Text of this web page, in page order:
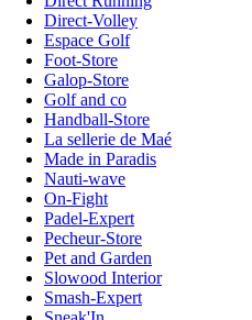
Direct-Volley
Espace Golf
Foot-Store
Galop-Store
Golf and co
Handball-Store
La sellerie de Maé
Made in Paradis
Nauti-wave
On-Fight
Padel-Expert
Pecheur-Store
Pet and Garden
Slowood Interior
Smash-Expert